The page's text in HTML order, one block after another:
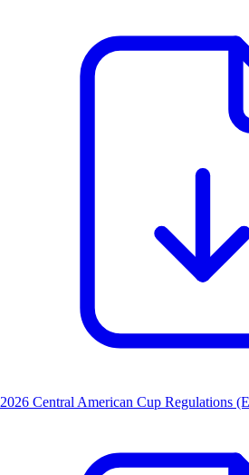
2026 Central American Cup Regulations